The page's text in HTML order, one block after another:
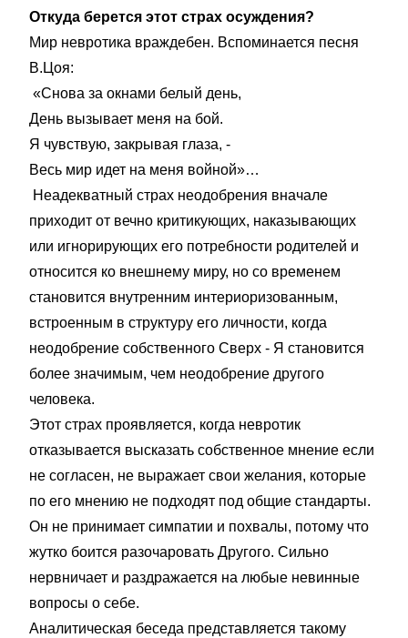
Откуда берется этот страх осуждения?
Мир невротика враждебен. Вспоминается песня
В.Цоя:
«Снова за окнами белый день,
День вызывает меня на бой.
Я чувствую, закрывая глаза, -
Весь мир идет на меня войной»…
Неадекватный страх неодобрения вначале
приходит от вечно критикующих, наказывающих
или игнорирующих его потребности родителей и
относится ко внешнему миру, но со временем
становится внутренним интериоризованным,
встроенным в структуру его личности, когда
неодобрение собственного Сверх - Я становится
более значимым, чем неодобрение другого
человека.
Этот страх проявляется, когда невротик
отказывается высказать собственное мнение если
не согласен, не выражает свои желания, которые
по его мнению не подходят под общие стандарты.
Он не принимает симпатии и похвалы, потому что
жутко боится разочаровать Другого. Сильно
нервничает и раздражается на любые невинные
вопросы о себе.
Аналитическая беседа представляется такому